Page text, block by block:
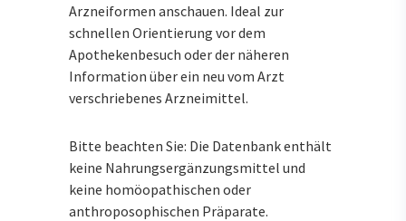
Arzneiformen anschauen. Ideal zur
schnellen Orientierung vor dem
Apothekenbesuch oder der näheren
Information über ein neu vom Arzt
verschriebenes Arzneimittel.
Bitte beachten Sie: Die Datenbank enthält
keine Nahrungsergänzungsmittel und
keine homöopathischen oder
anthroposophischen Präparate.